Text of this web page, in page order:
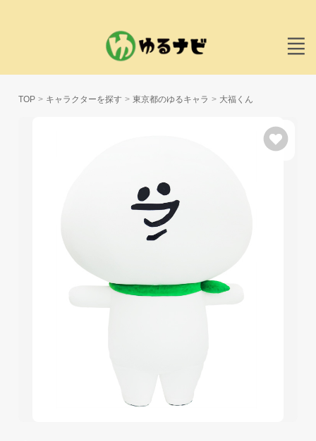
TOP キャラクターを探す 東京都のゆるキャラ 大福くん